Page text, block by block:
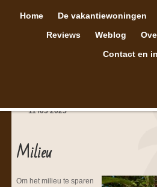
Home De vakantiewoningen
Reviews
Weblog
Contact en
11 /05 2025
Milieu
Om het milieu te sparen